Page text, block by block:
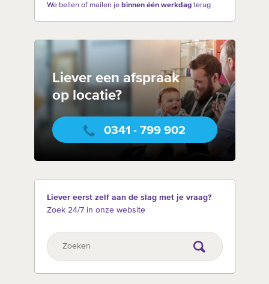
We bellen of mailen je binnen één werkdagterug
Liever een afspraak
op locatie?
0341 - 799 902
Liever eerst zelf aan de slag met je vraag?
Zoek 24/7 in onze website